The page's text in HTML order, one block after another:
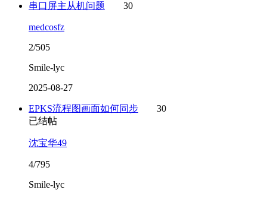
串口屏主从机问题 30
medcosfz
2/505
Smile-lyc
2025-08-27
EPKS流程图画面如何同步
30
已结帖
沈宝华49
4/795
Smile-lyc